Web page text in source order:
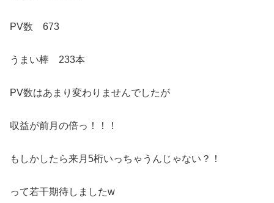
PV数 673
うまい棒 233本
PV数はあまり変わりませんでしたが
収益が前月の倍っ！！！
もしかしたら来月5桁いっちゃうんじゃない？！
って若干期待しましたw